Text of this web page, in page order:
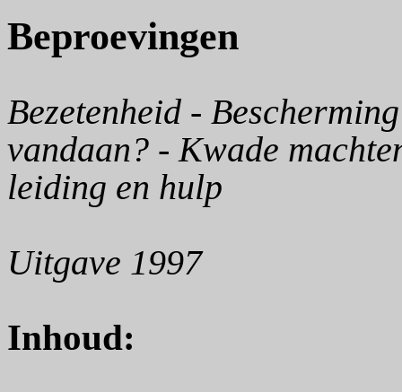
Beproevingen
Bezetenheid -
vandaan? - Kwade
leiding en hulp
Uitgave 1997
Inhoud: